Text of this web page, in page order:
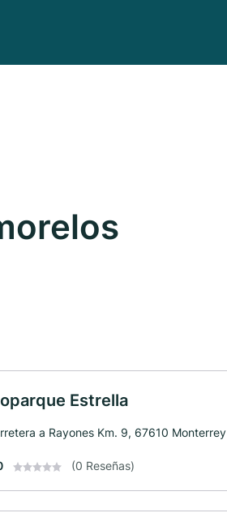
Estrella
a Rayones Km. 9, 67610 Monterrey
(0 Reseñas)